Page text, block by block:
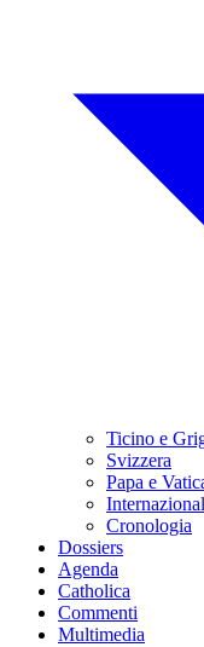
Ticino e
Svizzera
Papa e
Cronologia
Dossiers
Agenda
Catholica
Commenti
Multimedia